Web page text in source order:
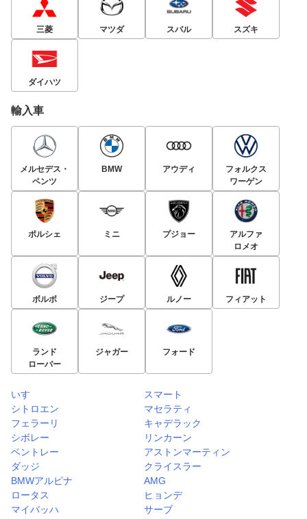
2012年12月には劣勢を挽回すべく、ビッグマイナーチェ
ンジが行われている。フロントマスクを中心に一新し、イ
ンテリアでもセンターメーターを廃止して運転席前に移動
した。フロントベンチシートも運転席側が広い6:4分割と
いる。装備においてもレーザーレーダーを用いたしたスマ
ートアシストを設定。誤発進抑制機能や先行車発進お知ら
8モード29.0㎞/Lを実現した。
スマアシに誤後進抑制機能もプラス、完成度に磨きが掛か
った6代目ムーヴ
「次世代ベストスモール」を目指して開発された6代目は
2014年12月に登場。標準仕様は大型ヘッドライトに前後
フェンダーアーチを強調させた、どっしりとしたシルエッ
トを特徴としており、ホワイトルーフのツートーンカラー
も選択も可能だ。インテリアはダークグレー、ホワイト、
クレージュの3トーンのコーディネートで明るく上質な仕
上がり。キャビンはクラストップレベルの広さを確保。ム
ーヴの個性でもあった横開きのバックドアは跳ね上げ式に
ラス。VSC＆TRC、ヒルホールドシステムは全車に標準
装備されている。エンジンはNA（自然吸気）とターボを
設定し、NAはJC08モード31.0㎞/L（FF）の経済性を実
現。15年5月の改良ではスマートアシストがⅡに進化、17
年8月のマイチェンでは内外装を一部変更し、装備内容の
見直しが行われた。先進安全装備についても歩行者に対し
て自動ブレーキが作動するスマートアシストⅢが採用され
ている。
ムーヴの人気モデル・グレード
三菱 マツダ スバル スズキ
ダイハツ
輸入車
メルセデス・
ベンツ
BMW アウディ
フォルクス
ワーゲン
ポルシェ ミニ プジョー
アルファ
ロメオ
ボルボ ジープ ルノー フィアット
ランド
ローバー
ジャガー フォード
いすゞ
スマート
シトロエン
マセラティ
フェラーリ
キャデラック
シボレー
リンカーン
ベントレー
アストンマーティン
ダッジ
クライスラー
BMWアルピナ
AMG
ロータス
ヒョンデ
マイバッハ
サーブ